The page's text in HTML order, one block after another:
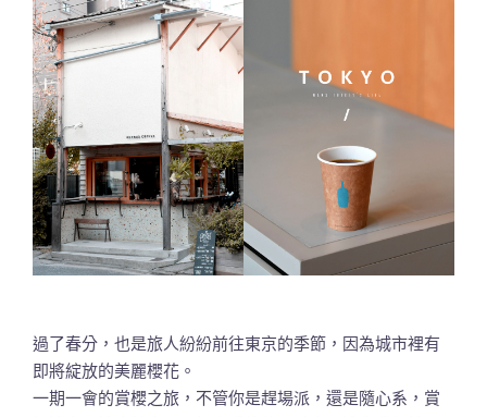
過了春分，也是旅人紛紛前往東京的季節，因為城市裡有
即將綻放的美麗櫻花。
一期一會的賞櫻之旅，不管你是趕場派，還是隨心系，賞